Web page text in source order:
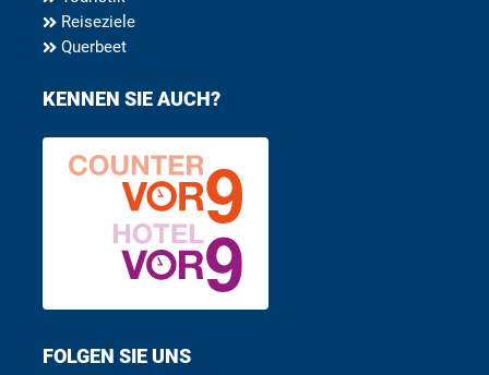
Reiseziele
Querbeet
KENNEN SIE AUCH?
FOLGEN SIE UNS